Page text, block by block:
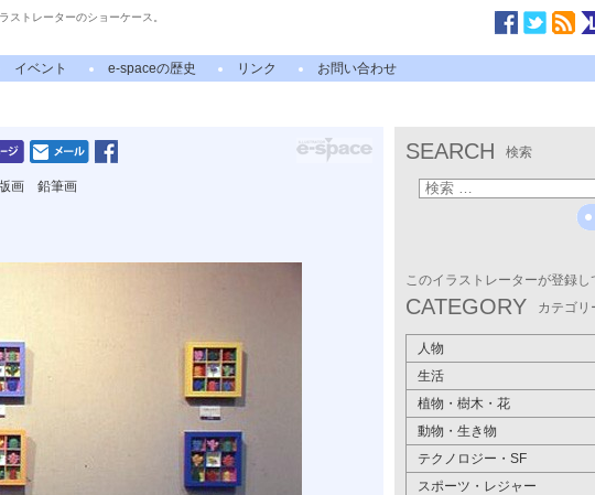
ストレーターのショーケース。
イベント e-spaceの歴史 リンク お問い合わせ
画 鉛筆画
SEARCH 検索
このイラストレーターが登録し
CATEGORY カテゴリ
人物
生活
植物・樹木・花
動物・生き物
テクノロジー・SF
スポーツ・レジャー